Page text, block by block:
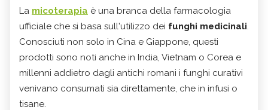
La micoterapia è una branca della farmacologia
ufficiale che si basa sull'utilizzo dei funghi medicinali.
Conosciuti non solo in Cina e Giappone, questi
prodotti sono noti anche in India, Vietnam o Corea e
millenni addietro dagli antichi romani i funghi curativi
venivano consumati sia direttamente, che in infusi o
tisane.